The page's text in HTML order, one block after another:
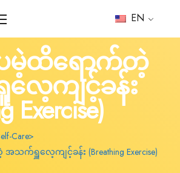
EN
ေမဲ့ထိရောက်တဲ့
ေ့ကျင့်ခန်း
Exercise)
Care
သက်ရှူလေ့ကျင့်ခန်း (Breathing Exercise)